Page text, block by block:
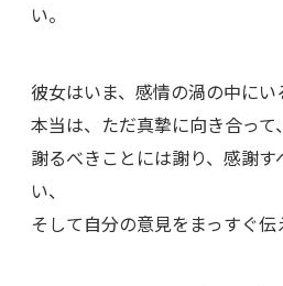
い。
彼女はいま、感情の渦の中にい
本当は、ただ真摯に向き合って、
謝るべきことには謝り、感謝
い、
そして自分の意見をまっすぐ伝